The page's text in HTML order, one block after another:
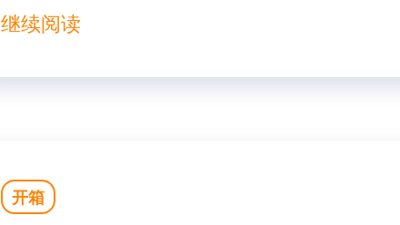
继续阅读
开箱